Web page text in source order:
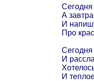
Сегодня
А
И
Про
И
И